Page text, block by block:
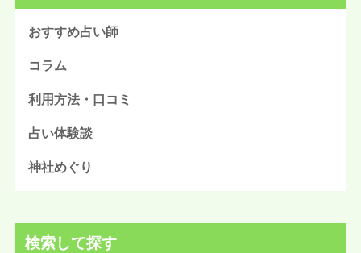
おすすめ占い師
コラム
利用方法・口コミ
占い体験談
神社めぐり
検索して探す